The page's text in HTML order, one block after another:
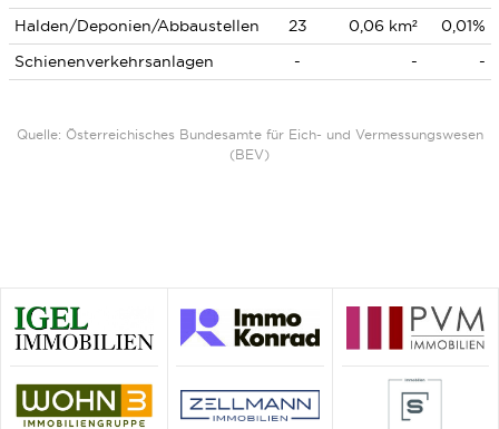
Halden/Deponien/Abbaustellen
23 0,06 km²
0,01%
Schienenverkehrsanlagen
- - -
Quelle: Österreichisches Bundesamte für Eich- und Vermessungswesen
(BEV)